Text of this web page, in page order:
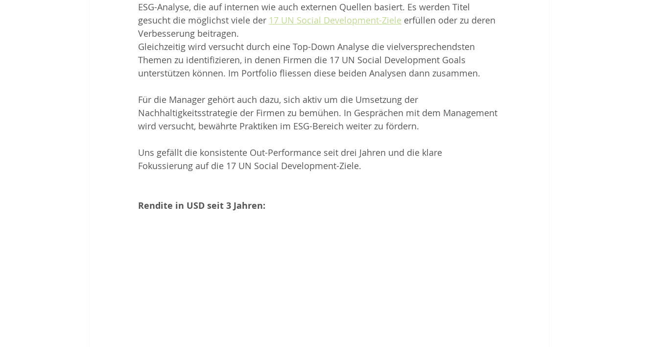
ESG-Analyse, die auf internen wie auch externen Quellen basiert. Es werden Titel
gesucht die möglichst viele der 17 UN Social Development-Ziele erfüllen oder zu deren
Verbesserung beitragen.
Gleichzeitig wird versucht durch eine Top-Down Analyse die vielversprechendsten
Themen zu identifizieren, in denen Firmen die 17 UN Social Development Goals
unterstützen können. Im Portfolio fliessen diese beiden Analysen dann zusammen.
Für die Manager gehört auch dazu, sich aktiv um die Umsetzung der
Nachhaltigkeitsstrategie der Firmen zu bemühen. In Gesprächen mit dem Management
wird versucht, bewährte Praktiken im ESG-Bereich weiter zu fördern.
Uns gefällt die konsistente Out-Performance seit drei Jahren und die klare
Fokussierung auf die 17 UN Social Development-Ziele.
Rendite in USD seit 3 Jahren: